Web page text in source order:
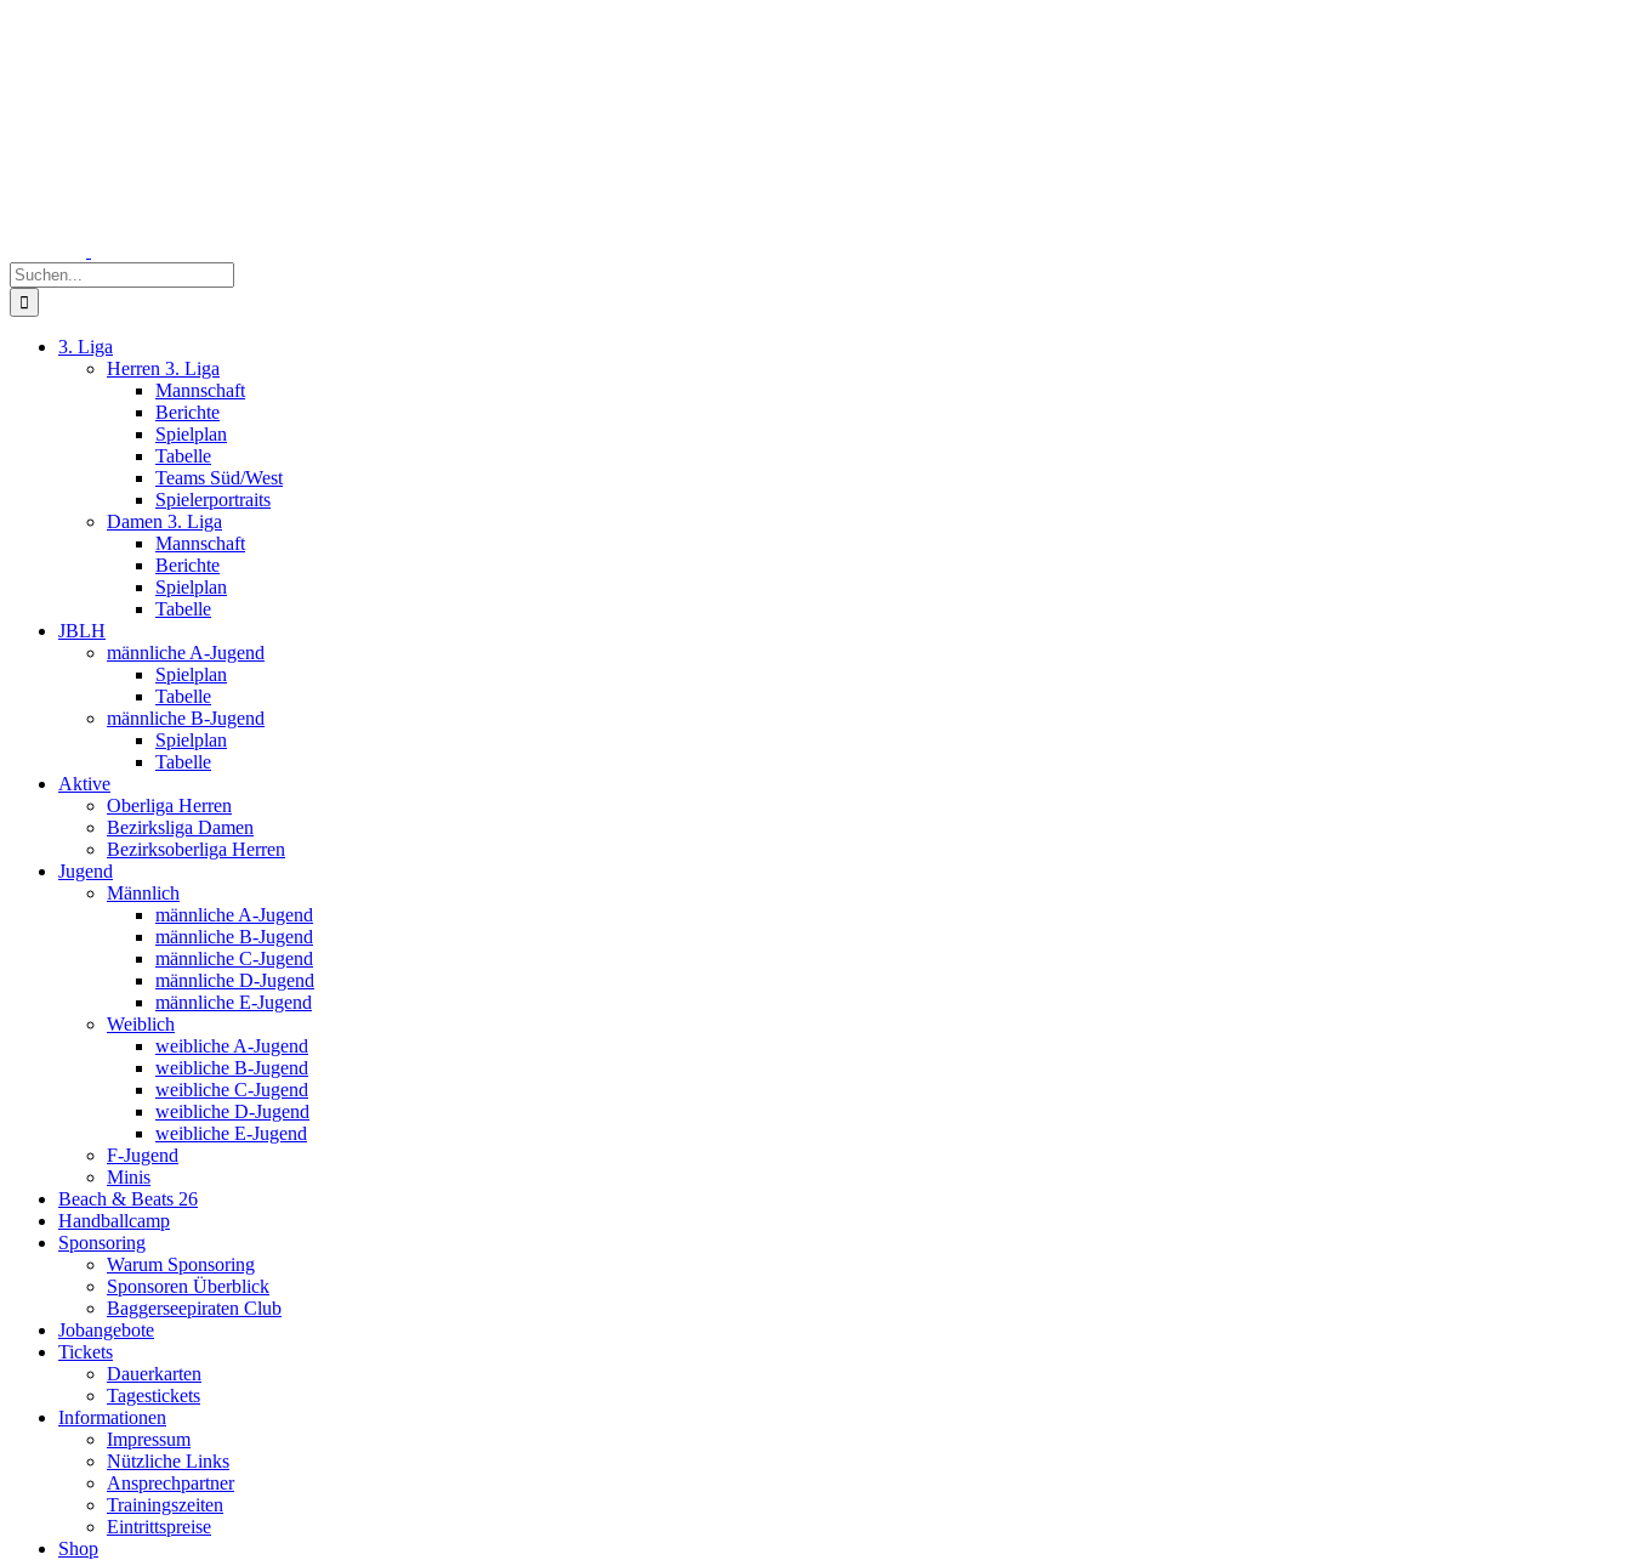
Suche
nach:
3. Liga
Herren 3. Liga
Mannschaft
Berichte
Spielplan
Tabelle
Teams Süd/West
Spielerportraits
Damen 3. Liga
Mannschaft
Berichte
Spielplan
Tabelle
JBLH
männliche A-Jugend
Spielplan
Tabelle
männliche B-Jugend
Spielplan
Tabelle
Aktive
Oberliga Herren
Bezirksliga Damen
Bezirksoberliga Herren
Jugend
Männlich
männliche A-Jugend
männliche B-Jugend
männliche C-Jugend
männliche D-Jugend
männliche E-Jugend
Weiblich
weibliche A-Jugend
weibliche B-Jugend
weibliche C-Jugend
weibliche D-Jugend
weibliche E-Jugend
F-Jugend
Minis
Beach & Beats 26
Handballcamp
Sponsoring
Warum Sponsoring
Sponsoren Überblick
Baggerseepiraten Club
Jobangebote
Tickets
Dauerkarten
Tagestickets
Informationen
Impressum
Nützliche Links
Ansprechpartner
Trainingszeiten
Eintrittspreise
Shop